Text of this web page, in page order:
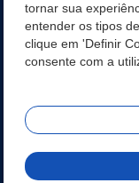
MANUAL DE
TURMINHA DO
REDES SOCIAIS
tornar sua
entender os tipos
clique em 'Definir
consente com a